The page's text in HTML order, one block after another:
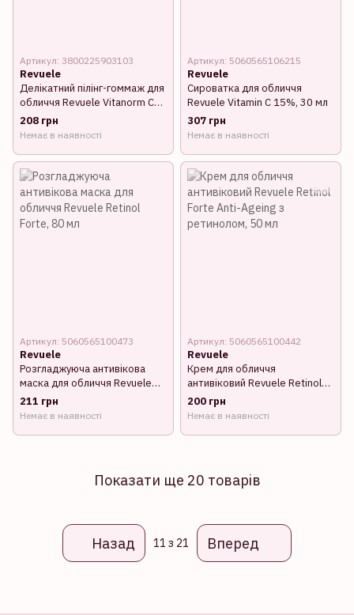
Артикул: 3800225903103
Revuele
Делікатний пілінг-гоммаж для
обличчя Revuele Vitanorm C+
Energy, 80 мл
208 грн
Немає в наявності
Артикул: 5060565106215
Revuele
Сироватка для обличчя
Revuele Vitamin C 15%, 30 мл
307 грн
Немає в наявності
Артикул: 5060565100473
Revuele
Розгладжуюча антивікова
маска для обличчя Revuele
Retinol Forte, 80 мл
211 грн
Немає в наявності
Артикул: 5060565100442
Revuele
Крем для обличчя
антивіковий Revuele Retinol
Forte Anti-Ageing з
ретинолом, 50 мл
200 грн
Немає в наявності
Показати ще 20 товарів
Назад 11 з 21 Вперед